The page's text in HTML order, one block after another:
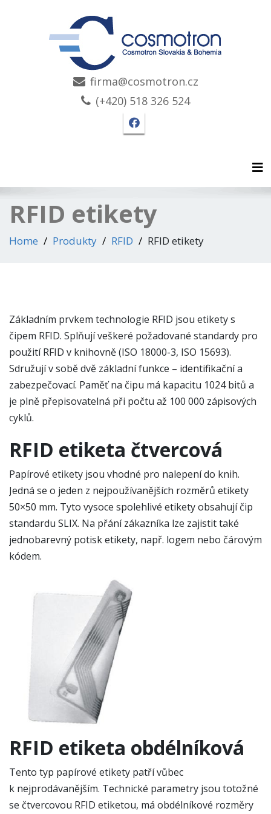
firma@cosmotron.cz
(+420) 518 326 524
Facebook stránka
RFID etikety
Home Produkty RFID RFID etikety
Základním prvkem technologie RFID jsou etikety s
čipem RFID. Splňují veškeré požadované standardy pro
použití RFID v knihovně (ISO 18000-3, ISO 15693).
Sdružují v sobě dvě základní funkce – identifikační a
zabezpečovací. Paměť na čipu má kapacitu 1024 bitů a
je plně přepisovatelná při počtu až 100 000 zápisových
cyklů.
RFID etiketa čtvercová
Papírové etikety jsou vhodné pro nalepení do knih.
Jedná se o jeden z nejpoužívanějších rozměrů etikety
50×50 mm. Tyto vysoce spolehlivé etikety obsahují čip
standardu SLIX. Na přání zákazníka lze zajistit také
jednobarevný potisk etikety, např. logem nebo čárovým
kódem.
RFID etiketa obdélníková
Tento typ papírové etikety patří vůbec
k nejprodávanějším. Technické parametry jsou totožné
se čtvercovou RFID etiketou, má obdélníkové rozměry